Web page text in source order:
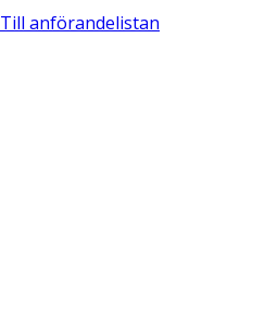
Till anförandelistan